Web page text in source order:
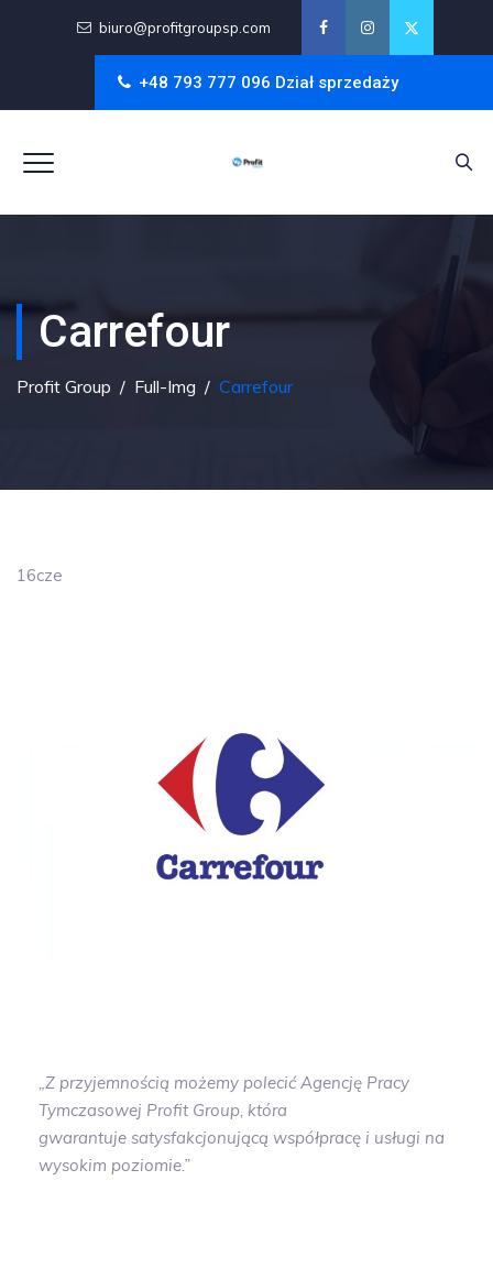
biuro@profitgroupsp.com
+48 793 777 096 Dział sprzedaży
Carrefour
Profit Group / Full-Img / Carrefour
16cze
„Z przyjemnością możemy polecić Agencję Pracy
Tymczasowej Profit Group, która
gwarantuje satysfakcjonującą współpracę i usługi na
wysokim poziomie.”